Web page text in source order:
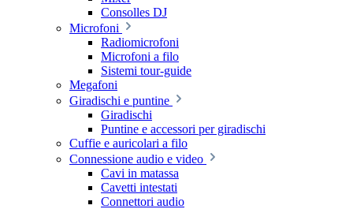
Consolles DJ
Microfoni
Radiomicrofoni
Microfoni a filo
Sistemi tour-guide
Megafoni
Giradischi e puntine
Giradischi
Puntine e accessori per giradischi
Cuffie e auricolari a filo
Connessione audio e video
Cavi in matassa
Cavetti intestati
Connettori audio